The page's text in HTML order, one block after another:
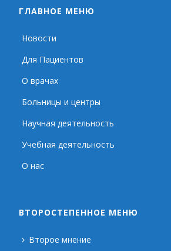
ГЛАВНОЕ МЕНЮ
Новости
Для Пациентов
О врачах
Больницы и центры
Научная деятельность
Учебная деятельность
О нас
ВТОРОСТЕПЕННОЕ МЕНЮ
Второе мнение